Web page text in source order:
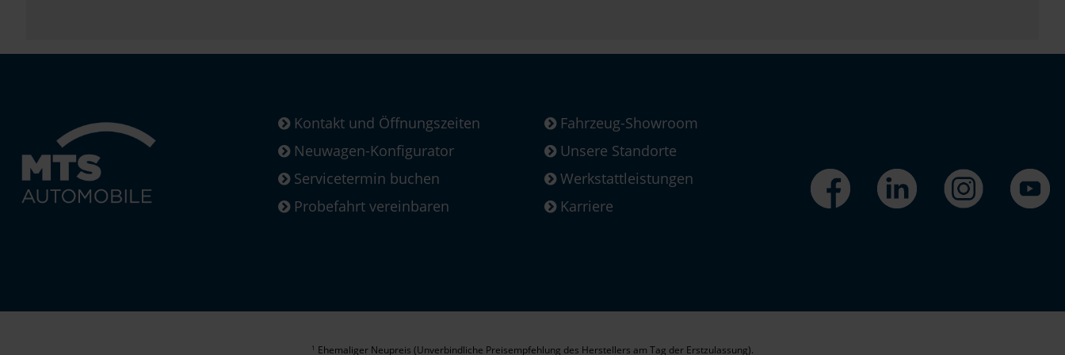
Kontakt und Öffnungszeiten
Neuwagen-Konfigurator
Servicetermin buchen
Probefahrt vereinbaren
Fahrzeug-Showroom
Unsere Standorte
Werkstattleistungen
Karriere
1 Ehemaliger Neupreis (Unverbindliche Preisempfehlung des Herstellers am Tag der Erstzulassung).